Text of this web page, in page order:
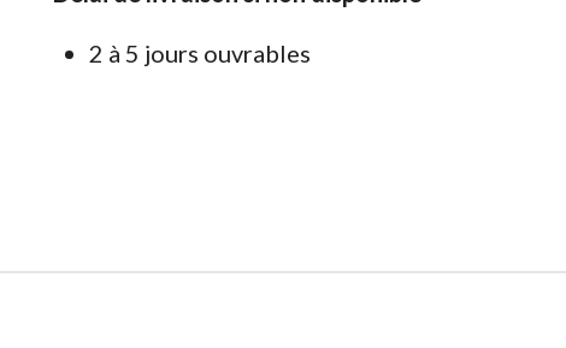
2 à 5 jours ouvrables